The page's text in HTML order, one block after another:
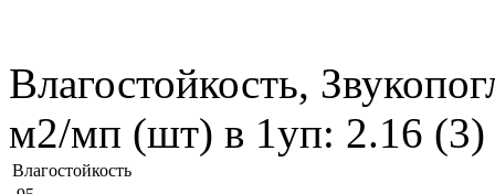
Влагостойкость,
м2/мп (шт) в 1уп: 2.16 (3)
Влагостойкость